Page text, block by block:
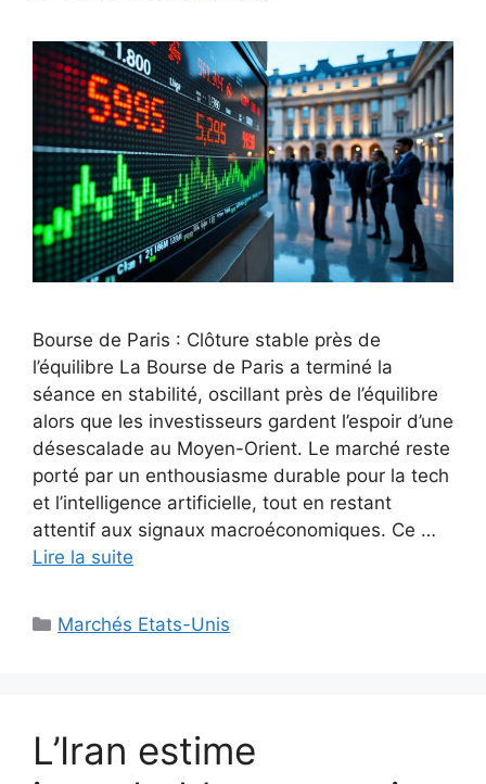
Bourse de Paris : Clôture stable près de
l’équilibre La Bourse de Paris a terminé la
séance en stabilité, oscillant près de l’équilibre
alors que les investisseurs gardent l’espoir d’une
désescalade au Moyen-Orient. Le marché reste
porté par un enthousiasme durable pour la tech
et l’intelligence artificielle, tout en restant
attentif aux signaux macroéconomiques. Ce …
Lire la suite
Catégories
Marchés Etats-Unis
L’Iran estime